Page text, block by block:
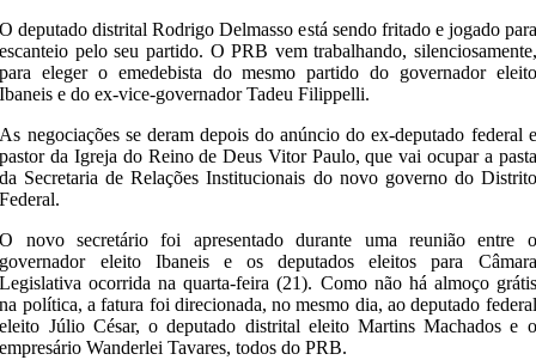
O deputado distrital Rodrigo Delmasso está sendo fritado e jogado para
escanteio pelo seu partido. O PRB vem trabalhando, silenciosamente,
para eleger o emedebista do mesmo partido do governador eleito
Ibaneis e do ex-vice-governador Tadeu Filippelli.
As negociações se deram depois do anúncio do ex-deputado federal e
pastor da Igreja do Reino de Deus Vitor Paulo, que vai ocupar a pasta
da Secretaria de Relações Institucionais do novo governo do Distrito
Federal.
O novo secretário foi apresentado durante uma reunião entre o
governador eleito Ibaneis e os deputados eleitos para Câmara
Legislativa ocorrida na quarta-feira (21). Como não há almoço grátis
na política, a fatura foi direcionada, no mesmo dia, ao deputado federal
eleito Júlio César, o deputado distrital eleito Martins Machados e o
empresário Wanderlei Tavares, todos do PRB.